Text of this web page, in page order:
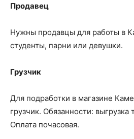
Продавец
Нужны продавцы для работы в
студенты, парни или девушки.
Грузчик
Для подработки в магазине
грузчик. Обязанности: выгрузка
Оплата почасовая.